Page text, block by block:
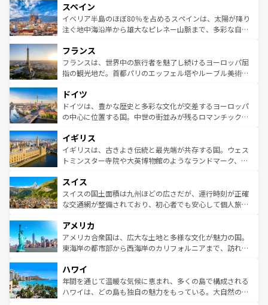
ろん、トスカーナの美しい田園風景やアマルフィ海岸の絶
景など、自然景観も見逃せない。観光の合間には、本場の
ピザやパスタなど、絶品のイタリア料理を堪能することも
ませてくれるイタリアで、忘れられない旅をしてみよう！
なお、新着のイタリア情報はコンテンツ一覧 を参照してほ
しい。
スペイン
イベリア半島のほぼ80％を占めるスペインは、太陽が降り
注ぐ地中海沿岸から雄大なピレネー山脈まで、多彩な自然
文化が根付くこの国では、情熱的なフラメンコ、熱気あふ
れる闘牛、そして美味しいタパスが生活の一部となってい
る。首都マドリードの洗練された雰囲気や、バルセロナの
の城塞都市、穏やかなビーチリゾートまで多彩な表情を見
せる。地方によって風土や気候が異なるスペインはその個
性で訪れる人を魅了する。 なお、新着のスペイン情報はコ
フランス
フランスは、世界中の旅行者を魅了し続けるヨーロッパ屈
指の観光地だ。首都パリのエッフェル塔やルーブル美術館
で、幅広い魅力が詰まっている。華麗な宮殿、歴史的な大
聖堂、美しいビーチ、そして豊かな自然が、訪れる者を心
から魅了する。また、フランスは美食の国としても知ら
いる。シャンパンの発祥地であるランス、プロヴァンスの
香り高いラベンダー畑など、多彩な楽しみ方が可能だ。さ
らに、パリ以外の地域にも魅力が溢れており、どの街角に
れる地方に足を運ぶとそれぞれで全く異なる文化を体験で
きるだろう。 なお、新着のフランス情報はコンテンツ一覧
を参照してほしい。
ドイツ
ドイツは、豊かな歴史と多彩な文化が交差するヨーロッパ
の中心に位置する国。中世の街並みが残るロマンチック街
顔を持つこの国は、どこを歩いても飽きることがない。ベ
ルリンの文化的活気、バイエルン州のアルプスの絶景、そ
してライン川沿いのワイン畑といった風景は必見。ビール
は、お酒好きな人にはぜひ体験してほしい。 なお、新着の
ドイツ情報はコンテンツ一覧を参照してほしい。
イギリス
イギリスは、古きよき伝統と最先端が共存する国。ウェス
トミンスター寺院や大英博物館のようなランドマーク、歴
リアごとに異なる魅力がある。また、優雅なアフタヌーン
ティー、ビール好きにはたまらない英国パブ、サッカー観
戦など、本場だからこそできる体験も豊富。イギリスを旅
ンツ一覧を参照してほしい。
スイス
スイスの国土面積は九州ほどの広さだが、運行時刻が正確
な交通網が整備されており、初心者でも安心して個人旅行
の建物がそのまま残る町や、スイスならではのユニークな
博物館もあり、アルプス観光だけでなく町歩きも満喫する
ことができる。国民の所得が高いため物価も高いが、旅行
ば市内交通費無料で観光を楽しむこともできる。 なお、新
着のスイス情報はコンテンツ一覧 を参照してほしい。
アメリカ
アメリカ合衆国は、広大な土地と多様な文化が魅力の国。
東海岸の都市部から西海岸のカリフォルニアまで、訪れる
のような巨大都市は、観光、ショッピング、エンターテイ
ンメントが詰まった刺激的なスポットだ。一方、アメリカ
西部には大自然が広がり、グランドキャニオンやイエロー
ハワイ
年間を通じて温暖な気候に恵まれ、多くの島で構成される
ハワイは、どの島も独自の魅力をもっている。大自然の神